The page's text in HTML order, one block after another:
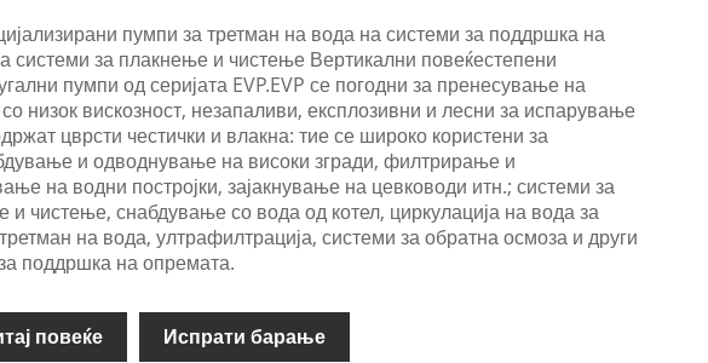
пумпи за третман на вода на системи за поддршка на
системи за плакнење и чистење Вертикални повеќестепени
пумпи од серијата EVP.EVP се погодни за пренесување на
со низок вискозност, незапаливи, експлозивни и лесни за испарување
цврсти честички и влакна: тие се широко користени за
и одводнување на високи згради, филтрирање и
на водни постројки, зајакнување на цевководи итн.; системи за
и чистење, снабдување со вода од котел, циркулација на вода за
на вода, ултрафилтрација, системи за обратна осмоза и други
поддршка на опремата.
повеќе Испрати барање